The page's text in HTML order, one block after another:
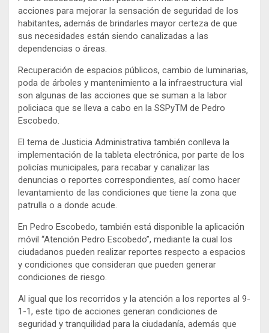
acciones para mejorar la sensación de seguridad de los
habitantes, además de brindarles mayor certeza de que
sus necesidades están siendo canalizadas a las
dependencias o áreas.
Recuperación de espacios públicos, cambio de luminarias,
poda de árboles y mantenimiento a la infraestructura vial
son algunas de las acciones que se suman a la labor
policiaca que se lleva a cabo en la SSPyTM de Pedro
Escobedo.
El tema de Justicia Administrativa también conlleva la
implementación de la tableta electrónica, por parte de los
policías municipales, para recabar y canalizar las
denuncias o reportes correspondientes, así como hacer
levantamiento de las condiciones que tiene la zona que
patrulla o a donde acude.
En Pedro Escobedo, también está disponible la aplicación
móvil “Atención Pedro Escobedo”, mediante la cual los
ciudadanos pueden realizar reportes respecto a espacios
y condiciones que consideran que pueden generar
condiciones de riesgo.
Al igual que los recorridos y la atención a los reportes al 9-
1-1, este tipo de acciones generan condiciones de
seguridad y tranquilidad para la ciudadanía, además que